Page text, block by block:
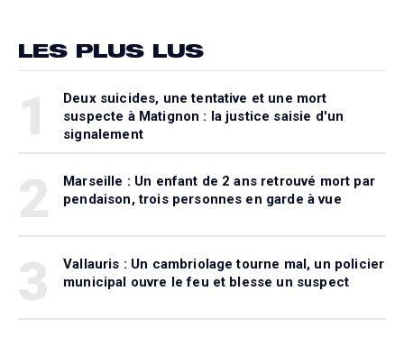
LES PLUS LUS
Deux suicides, une tentative et une mort
suspecte à Matignon : la justice saisie d'un
signalement
Marseille : Un enfant de 2 ans retrouvé mort par
pendaison, trois personnes en garde à vue
Vallauris : Un cambriolage tourne mal, un policier
municipal ouvre le feu et blesse un suspect